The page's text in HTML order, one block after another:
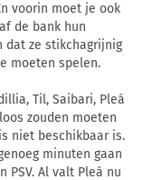
voorin moet je ook
de bank hun
dat ze stikchagrijnig
moeten spelen.
Til, Saibari, Pleá
zouden moeten
niet beschikbaar is.
minuten gaan
PSV. Al valt Pleá nu